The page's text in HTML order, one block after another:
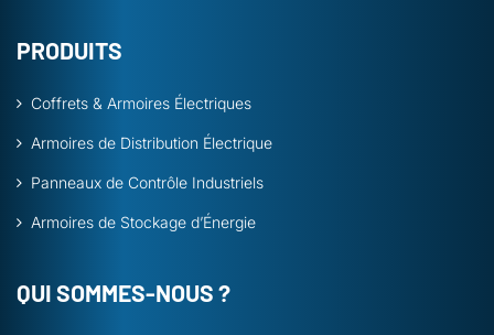
PRODUITS
Coffrets & Armoires Électriques
Armoires de Distribution Électrique
Panneaux de Contrôle Industriels
Armoires de Stockage d’Énergie
QUI SOMMES-NOUS ?